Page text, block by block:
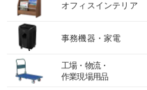
オフィスインテリア
事務機器・家電
工場・物流・
作業現場用品